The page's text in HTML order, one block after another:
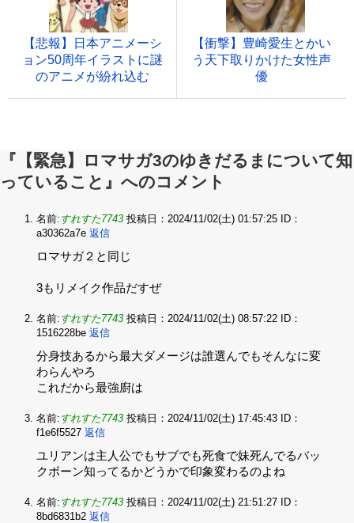
【悲報】日本アニメーシ
ョン50周年イラストに謎
のアニメが紛れ込む
【衝撃】豊崎愛生とかい
う天下取りかけた女性声
優
『【緊急】ロマサガ3のゆきだるまについて知
っていること』へのコメント
名前: すれすた7743 投稿日：2024/11/02(土) 01:57:25
ID：
a30362a7e 返信
ロマサガ２と同じ‌
3もリメイク作品だすぜ
名前: すれすた7743 投稿日：2024/11/02(土) 08:57:22
ID：
1516228be 返信
分身技あるから最大ダメージは誰選んでもそんなに変
わらんやろ‌
これだから最強廚は
名前: すれすた7743 投稿日：2024/11/02(土) 17:45:43
ID：
f1e6f5527 返信
ユリアンは主人公でもサブでも死食で妹死んでるバッ
クボーン知ってるかどうかで印象変わるのよね
名前: すれすた7743 投稿日：2024/11/02(土) 21:51:27
ID：
8bd6831b2 返信